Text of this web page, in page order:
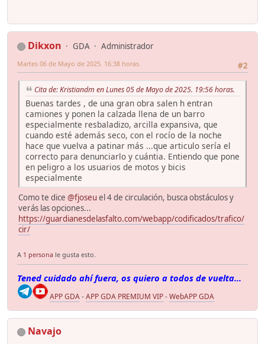
Dikxon GDA
Administrador
#2
Martes 06 de Mayo de 2025. 16:38 horas.
Cita de: Kristiandm en Lunes 05 de Mayo de 2025. 19:56 horas.
Buenas tardes , de una gran obra salen h entran
camiones y ponen la calzada llena de un barro
especialmente resbaladizo, arcilla expansiva, que
cuando esté además seco, con el rocío de la noche
hace que vuelva a patinar más ...que articulo sería el
correcto para denunciarlo y cuántia. Entiendo que pone
en peligro a los usuarios de motos y bicis
especialmente
Como te dice @fjoseu el 4 de circulación, busca obstáculos y
verás las opciones...
https://guardianesdelasfalto.com/webapp/codificados/trafico/
cir/
A 1 persona le gusta esto.
Tened cuidado ahí fuera, os quiero a todos de vuelta...
APP GDA-APP GDA PREMIUM VIP-WebAPP GDA
Navajo